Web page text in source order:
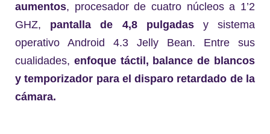
aumentos, procesador de cuatro núcleos a 1’2
GHZ, pantalla de 4,8 pulgadasy sistema
operativo Android 4.3 Jelly Bean. Entre sus
cualidades, enfoque táctil, balance de blancos
y temporizador para el disparo retardado de la
cámara.